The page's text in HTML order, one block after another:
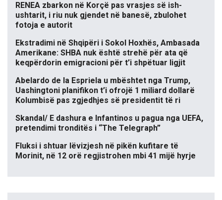
RENEA zbarkon në Korçë pas vrasjes së ish-
ushtarit, i riu nuk gjendet në banesë, zbulohet
fotoja e autorit
Ekstradimi në Shqipëri i Sokol Hoxhës, Ambasada
Amerikane: SHBA nuk është strehë për ata që
keqpërdorin emigracioni për t’i shpëtuar ligjit
Abelardo de la Espriela u mbështet nga Trump,
Uashingtoni planifikon t’i ofrojë 1 miliard dollarë
Kolumbisë pas zgjedhjes së presidentit të ri
Skandal/ E dashura e Infantinos u pagua nga UEFA,
pretendimi tronditës i “The Telegraph”
Fluksi i shtuar lëvizjesh në pikën kufitare të
Morinit, në 12 orë regjistrohen mbi 41 mijë hyrje